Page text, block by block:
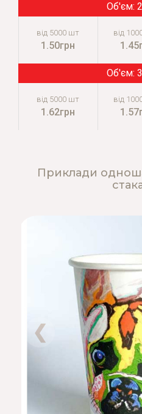
1.50грн
1.62грн
Приклади
❮